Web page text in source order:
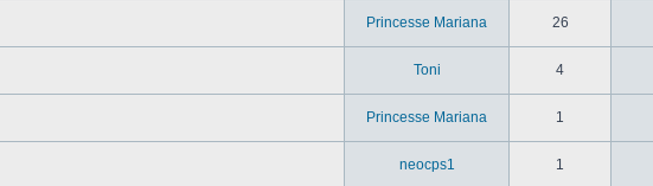
Princesse Mariana 26
Toni 4
Princesse Mariana 1
neocps1 1